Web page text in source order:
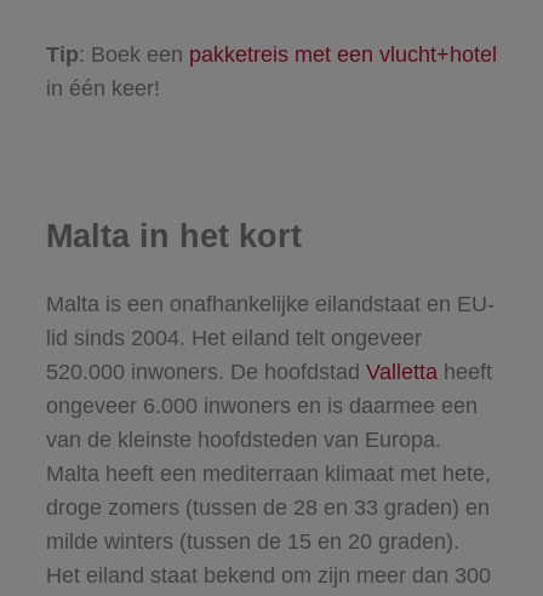
Tip: Boek een pakketreis met een vlucht+hotel
in één keer!
Malta in het kort
Malta is een onafhankelijke eilandstaat en EU-
lid sinds 2004. Het eiland telt ongeveer
520.000 inwoners. De hoofdstad Vallettaheeft
ongeveer 6.000 inwoners en is daarmee een
van de kleinste hoofdsteden van Europa.
Malta heeft een mediterraan klimaat met hete,
droge zomers (tussen de 28 en 33 graden) en
milde winters (tussen de 15 en 20 graden).
Het eiland staat bekend om zijn meer dan 300